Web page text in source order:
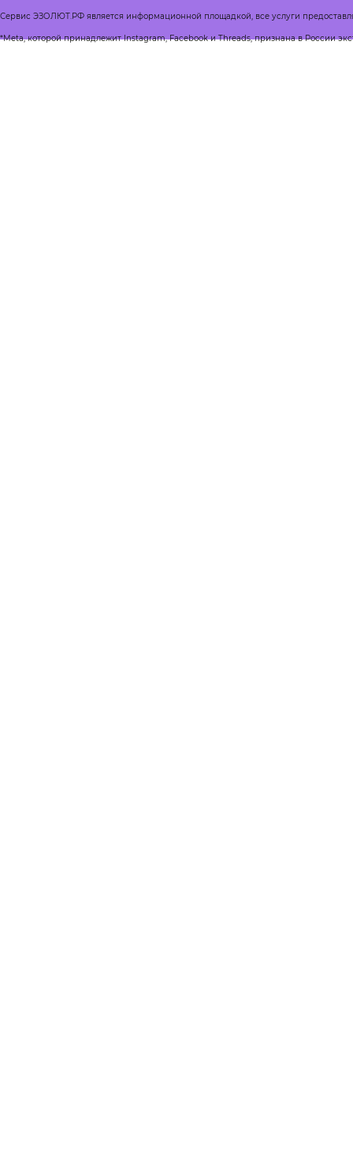
Сервис ЭЗОЛЮТ.РФ является информационной площадкой, все услуги
*Meta, которой принадлежит Instagram, Facebook и Threads, признана в России